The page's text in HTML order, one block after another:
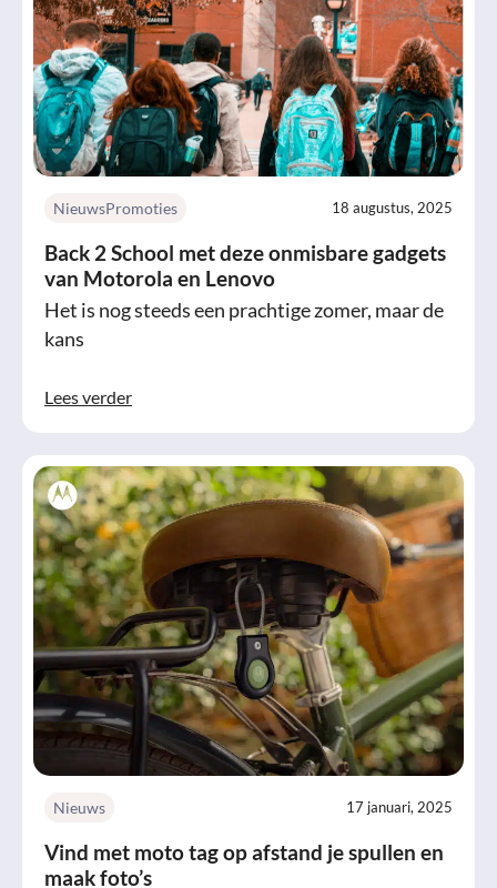
NieuwsPromoties 18 augustus, 2025
Back 2 School met deze onmisbare gadgets
van Motorola en Lenovo
Het is nog steeds een prachtige zomer, maar de
kans
Lees verder
Nieuws 17 januari, 2025
Vind met moto tag op afstand je spullen en
maak foto’s